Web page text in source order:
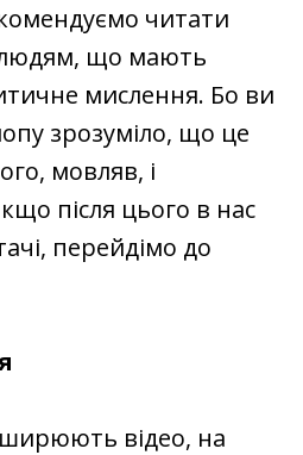
читати
людям, що мають
мислення. Бо ви
зрозуміло, що це
мовляв, і
після цього в нас
перейдімо до
відео, на